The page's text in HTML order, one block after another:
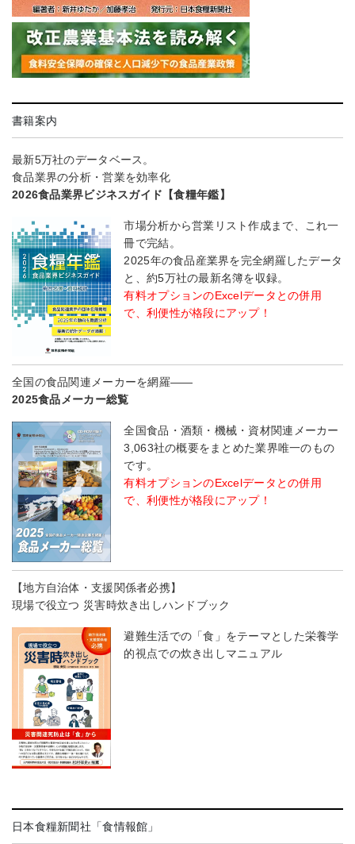
書籍案内
最新5万社のデータベース。
食品業界の分析・営業を効率化
2026食品業界ビジネスガイド【食糧年鑑】
市場分析から営業リスト作成まで、これ一
冊で完結。
2025年の食品産業界を完全網羅したデータ
と、約5万社の最新名簿を収録。
有料オプションのExcelデータとの併用
で、利便性が格段にアップ！
全国の食品関連メーカーを網羅――
2025食品メーカー総覧
全国食品・酒類・機械・資材関連メーカー
3,063社の概要をまとめた業界唯一のもの
です。
有料オプションのExcelデータとの併用
で、利便性が格段にアップ！
【地方自治体・支援関係者必携】
現場で役立つ 災害時炊き出しハンドブック
避難生活での「食」をテーマとした栄養学
的視点での炊き出しマニュアル
日本食糧新聞社「食情報館」